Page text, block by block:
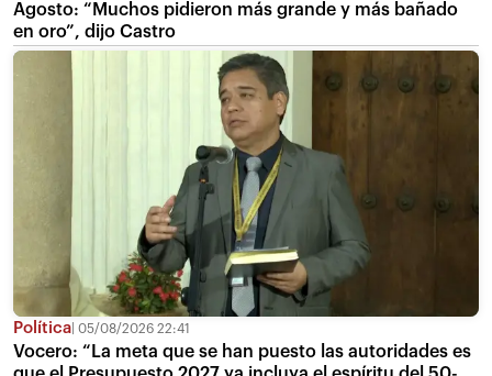
Agosto: “Muchos pidieron más grande y más bañado
en oro”, dijo Castro
Política 05/08/2026 22:41
Vocero: “La meta que se han puesto las autoridades es